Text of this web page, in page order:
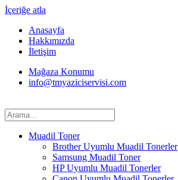
İçeriğe atla
Anasayfa
Hakkımızda
İletişim
Mağaza Konumu
info@tmyaziciservisi.com
Muadil Toner
Brother Uyumlu Muadil Tonerler
Samsung Muadil Toner
HP Uyumlu Muadil Tonerler